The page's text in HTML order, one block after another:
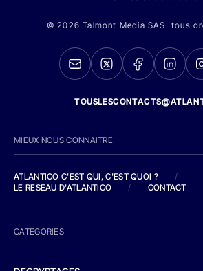
© 2026 Talmont Media SAS. tous
MIEUX NOUS CONNAITRE
ATLANTICO C'EST QUI, C'EST QUOI ?
/
LE RESEAU D'ATLANTICO
/ CONTACT
CATEGORIES